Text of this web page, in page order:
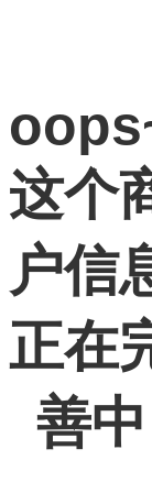
这个
户信
正在
善中